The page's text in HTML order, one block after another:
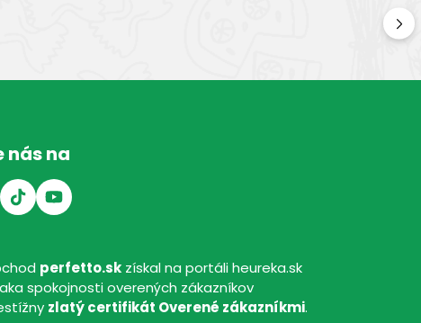
nás na
perfetto.skzískal na portáli heureka.sk
spokojnosti overených zákazníkov
zlatý certifikát Overené zákazníkmi.